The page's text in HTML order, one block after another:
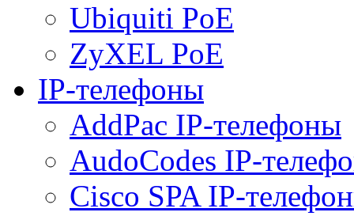
Ubiquiti PoE
ZyXEL PoE
IP-телефоны
AddPac IP-телефоны
AudoCodes IP-
Cisco SPA IP-